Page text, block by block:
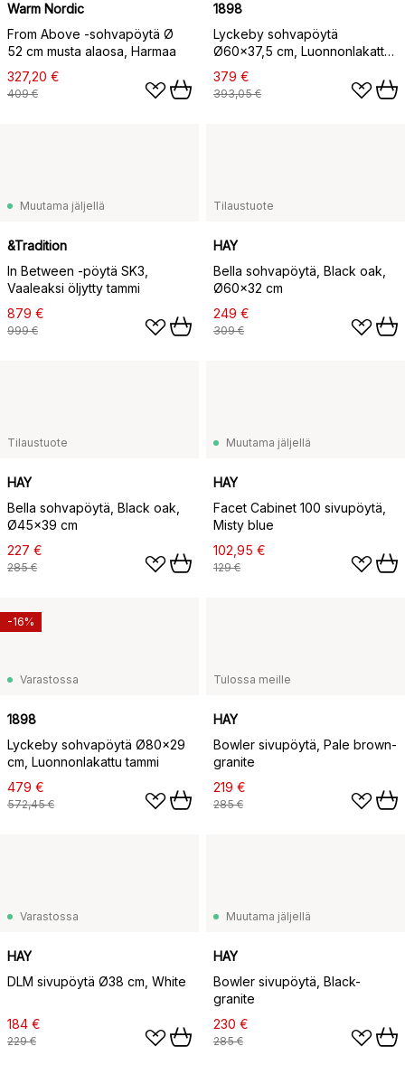
Warm Nordic
From Above -sohvapöytä Ø
52 cm musta alaosa, Harmaa
327,20 €
409 €
1898
Lyckeby sohvapöytä
Ø60x37,5 cm, Luonnonlakattu
tammi
379 €
393,05 €
Muutama jäljellä
&Tradition
In Between -pöytä SK3,
Vaaleaksi öljytty tammi
879 €
999 €
Tilaustuote
HAY
Bella sohvapöytä, Black oak,
Ø60x32 cm
249 €
309 €
Tilaustuote
HAY
Bella sohvapöytä, Black oak,
Ø45x39 cm
227 €
285 €
Muutama jäljellä
HAY
Facet Cabinet 100 sivupöytä,
Misty blue
102,95 €
129 €
Varastossa
1898
Lyckeby sohvapöytä Ø80x29
cm, Luonnonlakattu tammi
479 €
572,45 €
-16%
Tulossa meille
HAY
Bowler sivupöytä, Pale brown-
granite
219 €
285 €
Varastossa
HAY
DLM sivupöytä Ø38 cm, White
184 €
229 €
Muutama jäljellä
HAY
Bowler sivupöytä, Black-
granite
230 €
285 €